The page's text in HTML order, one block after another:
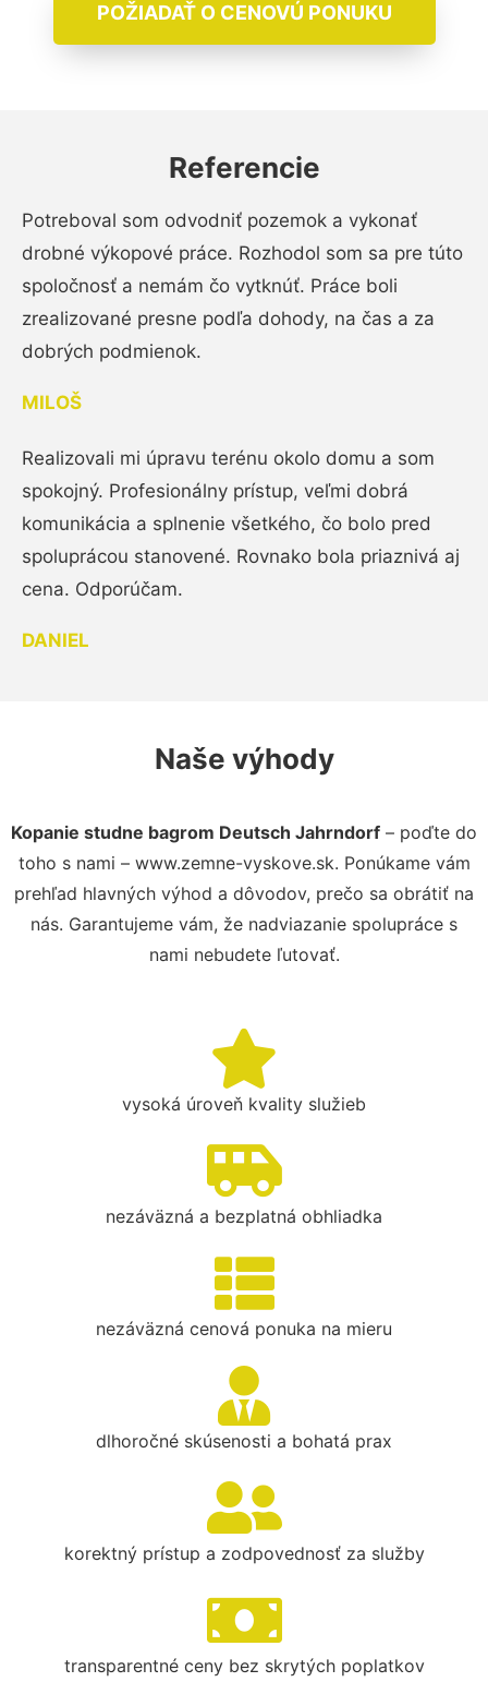
POŽIADAŤ O CENOVÚ PONUKU
Referencie
Potreboval som odvodniť pozemok a vykonať
drobné výkopové práce. Rozhodol som sa pre túto
spoločnosť a nemám čo vytknúť. Práce boli
zrealizované presne podľa dohody, na čas a za
dobrých podmienok.
MILOŠ
Realizovali mi úpravu terénu okolo domu a som
spokojný. Profesionálny prístup, veľmi dobrá
komunikácia a splnenie všetkého, čo bolo pred
spoluprácou stanovené. Rovnako bola priaznivá aj
cena. Odporúčam.
DANIEL
Naše výhody
Kopanie studne bagrom Deutsch Jahrndorf – poďte do
toho s nami – www.zemne-vyskove.sk. Ponúkame vám
prehľad hlavných výhod a dôvodov, prečo sa obrátiť na
nás. Garantujeme vám, že nadviazanie spolupráce s
nami nebudete ľutovať.
vysoká úroveň kvality služieb
nezáväzná a bezplatná obhliadka
nezáväzná cenová ponuka na mieru
dlhoročné skúsenosti a bohatá prax
korektný prístup a zodpovednosť za služby
transparentné ceny bez skrytých poplatkov